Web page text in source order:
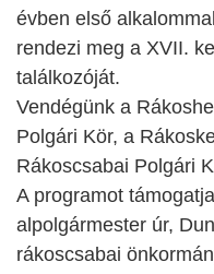
évben első
rendezi meg a XVII.
találkozóját.
Vendégünk a
Polgári Kör, a
Rákoscsabai Polgári
A programot
alpolgármester úr,
rákoscsabai